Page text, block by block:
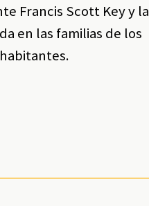
Francis Scott Key y la
en las familias de los